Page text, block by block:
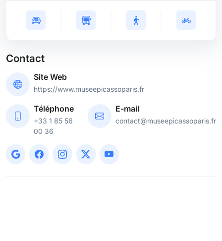
Contact
Site Web
https://www.museepicassoparis.fr
Téléphone
+33 1 85 56
00 36
E-mail
contact@museepicassoparis.fr